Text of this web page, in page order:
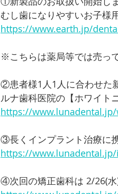
むし歯になりやすいお子様
https://www.earth.jp/
※こちらは薬局等では売っ
②患者様1人1人に合わせた
ルナ歯科医院の【ホワイト
https://
③長くインプラント治療に
https://
④次回の矯正歯科は 2/26(水